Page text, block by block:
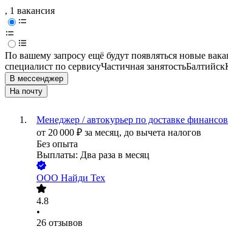
, 1 вакансия
По вашему запросу ещё будут появляться новые
специалист по сервисуЧастичная занятостьБалтийск
В мессенджер
На почту
Менеджер / автокурьер по доставке
от 20 000 ₽ за месяц, до вычета налогов
Без опыта
Выплаты: Два раза в месяц
ООО Найди Тех
4.8
•
26 отзывов